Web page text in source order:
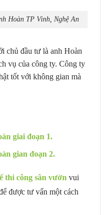
Hoàn TP Vinh, Nghệ An
chủ đầu tư là anh Hoàn
vụ của công ty. Công ty
tốt với không gian mà
giai đoạn 1.
gian đoạn 2.
thi công sân vườn vui
được tư vấn một cách